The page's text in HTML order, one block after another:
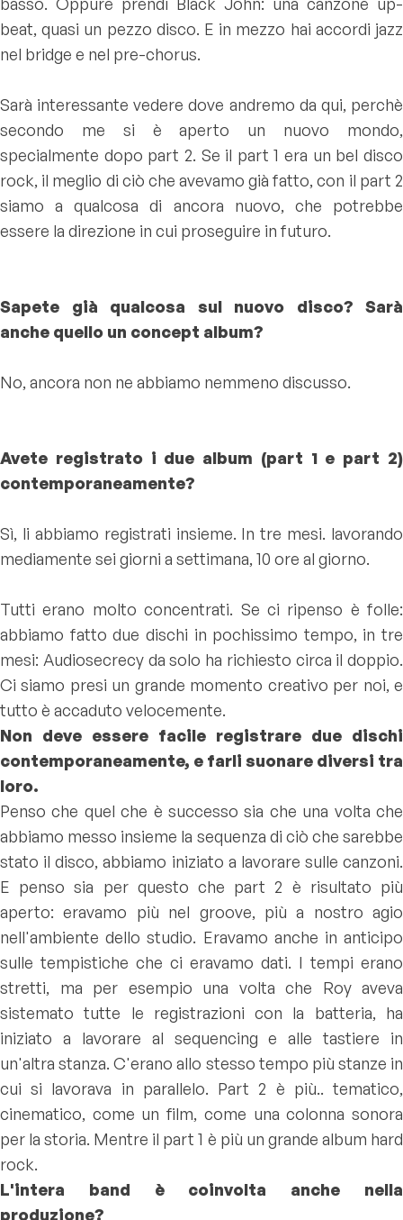
beat, quasi un pezzo disco. E in mezzo hai accordi jazz
nel bridge e nel pre-chorus.
Sarà interessante vedere dove andremo da qui, perchè
secondo me si è aperto un nuovo mondo,
specialmente dopo part 2. Se il part 1 era un bel disco
rock, il meglio di ciò che avevamo già fatto, con il part 2
siamo a qualcosa di ancora nuovo, che potrebbe
essere la direzione in cui proseguire in futuro.
Sapete già qualcosa sul nuovo disco? Sarà
anche quello un concept album?
No, ancora non ne abbiamo nemmeno discusso.
Avete registrato i due album (part 1 e part 2)
contemporaneamente?
Sì, li abbiamo registrati insieme. In tre mesi. lavorando
mediamente sei giorni a settimana, 10 ore al giorno.
Tutti erano molto concentrati. Se ci ripenso è folle:
abbiamo fatto due dischi in pochissimo tempo, in tre
mesi: Audiosecrecy da solo ha richiesto circa il doppio.
Ci siamo presi un grande momento creativo per noi, e
tutto è accaduto velocemente.
Non deve essere facile registrare due dischi
contemporaneamente, e farli suonare diversi tra
loro.
Penso che quel che è successo sia che una volta che
abbiamo messo insieme la sequenza di ciò che sarebbe
stato il disco, abbiamo iniziato a lavorare sulle canzoni.
E penso sia per questo che part 2 è risultato più
aperto: eravamo più nel groove, più a nostro agio
nell'ambiente dello studio. Eravamo anche in anticipo
sulle tempistiche che ci eravamo dati. I tempi erano
stretti, ma per esempio una volta che Roy aveva
sistemato tutte le registrazioni con la batteria, ha
iniziato a lavorare al sequencing e alle tastiere in
un'altra stanza. C'erano allo stesso tempo più stanze in
cui si lavorava in parallelo. Part 2 è più.. tematico,
cinematico, come un film, come una colonna sonora
per la storia. Mentre il part 1 è più un grande album hard
rock.
L'intera band è coinvolta anche nella
produzione?